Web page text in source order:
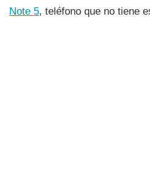
Note 5, teléfono que no tiene